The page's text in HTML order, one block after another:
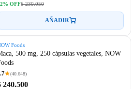
OFF$ 239.050
AÑADIR
Foods
500 mg, 250 cápsulas vegetales, NOW
(40.648)
240.500